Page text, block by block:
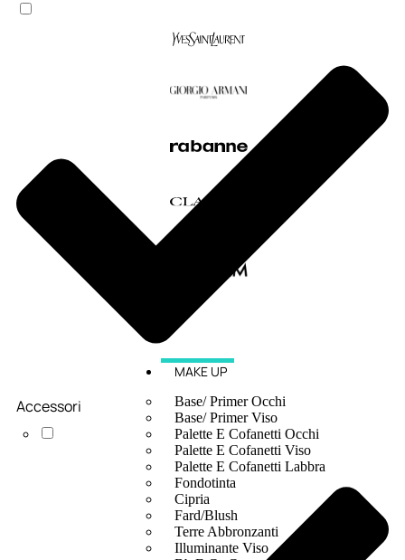
MAKE UP
Base/ Primer Occhi
Base/ Primer Viso
Palette E Cofanetti Occhi
Palette E Cofanetti Viso
Palette E Cofanetti Labbra
Fondotinta
Cipria
Fard/Blush
Terre Abbronzanti
Illuminante Viso
Accessori